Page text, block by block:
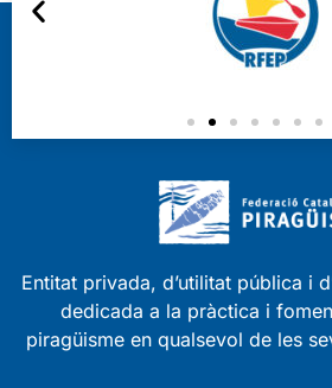
Entitat privada, d’utilitat pública i
dedicada a la pràctica i
piragüisme en qualsevol de les